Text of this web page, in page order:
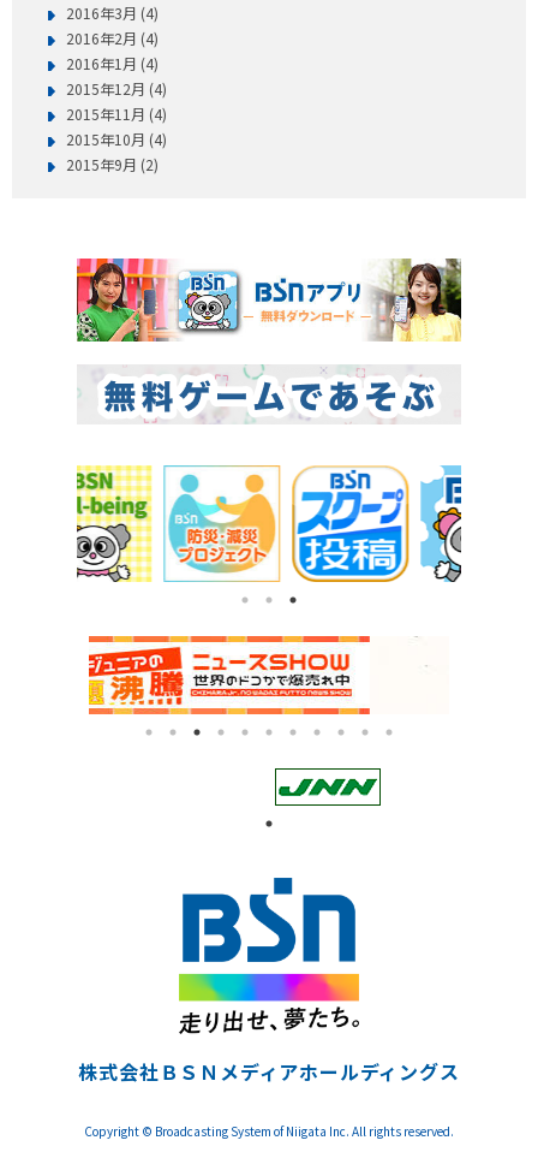
2016年3月 (4)
2016年2月 (4)
2016年1月 (4)
2015年12月 (4)
2015年11月 (4)
2015年10月 (4)
2015年9月 (2)
株式会社ＢＳＮメディアホールディングス
Copyright © Broadcasting System of Niigata Inc. All rights reserved.